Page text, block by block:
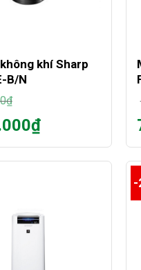
khí Sharp
B/N
₫
₫
-